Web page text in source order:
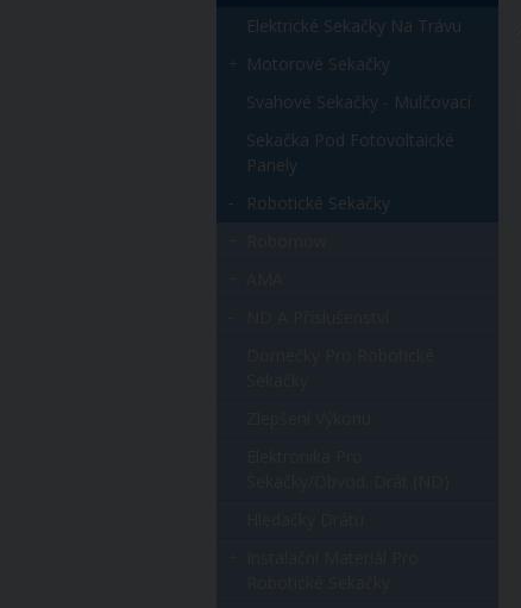
Elektrické Sekačky Na Trávu
Motorové Sekačky
Svahové Sekačky - Mulčovací
Sekačka Pod Fotovoltaické
Panely
Robotické Sekačky